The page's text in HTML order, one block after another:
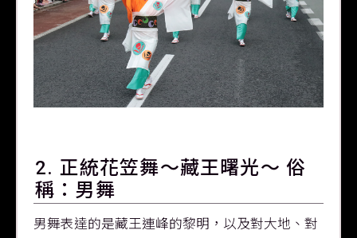
2. 正統花笠舞～藏王曙光～ 俗
稱：男舞
男舞表達的是藏王連峰的黎明，以及對大地、對